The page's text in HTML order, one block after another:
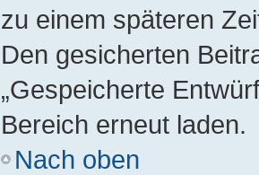
zu einem späteren
Den gesicherten
„Gespeicherte
Bereich erneut laden.
Nach oben